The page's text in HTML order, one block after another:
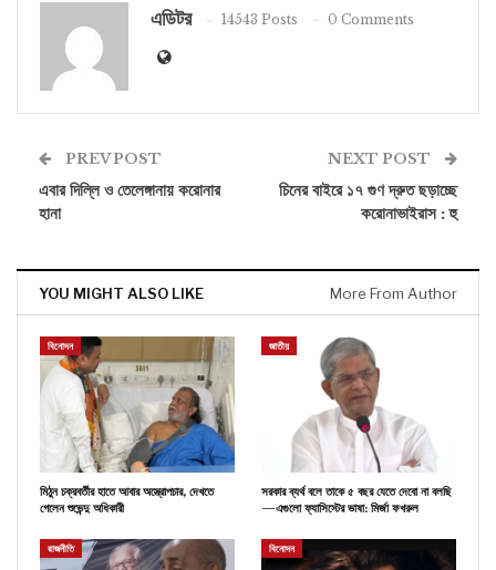
এডিটর 14543 Posts 0 Comments
PREV POST
এবার দিল্লি ও তেলেঙ্গানায় করোনার
হানা
NEXT POST
চিনের বাইরে ১৭ গুণ দ্রুত ছড়াচ্ছে
করোনাভাইরাস : হু
YOU MIGHT ALSO LIKE More From Author
বিনোদন
মিঠুন চক্রবর্তীর হাতে আবার অস্ত্রোপচার, দেখতে
গেলেন শুভেন্দু অধিকারী
জাতীয়
সরকার ব্যর্থ বলে তাকে ৫ বছর যেতে দেবো না বলছি
—এগুলো ফ্যাসিস্টের ভাষা: মির্জা ফখরুল
রাজনীতি বিনোদন